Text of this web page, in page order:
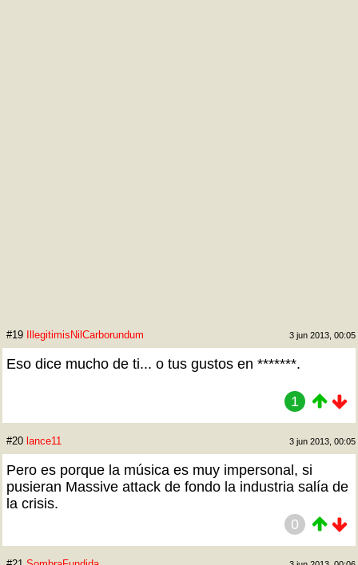
#19 IllegitimisNilCarborundum 3 jun 2013, 00:05
Eso dice mucho de ti... o tus gustos en *******.
1
#20 lance11 3 jun 2013, 00:05
Pero es porque la música es muy impersonal, si
pusieran Massive attack de fondo la industria salía de
la crisis.
0